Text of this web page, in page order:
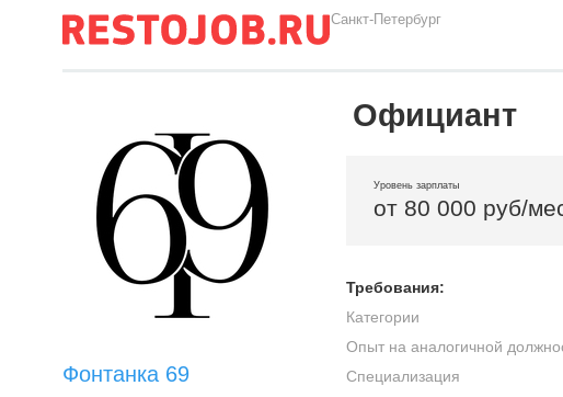
Санкт-Петербург
Фонтанка 69
Официант
Уровень зарплаты
от 80 000 руб/
Требования:
Категории
Опыт на аналогичной
Специализация